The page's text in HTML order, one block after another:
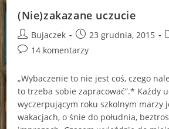
(Nie)zakazane uczucie
Post
author:
Bujaczek
Post
published:
23 grudnia, 2015
Post14 komentarzy
„Wybaczenie to nie jest coś, czego
to trzeba sobie zapracować”.* Każdy
wyczerpującym roku szkolnym marzy
wakacjach, o śnie do południa,